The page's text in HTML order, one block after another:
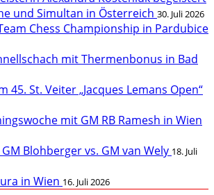
und Simultan in Österreich 30. Juli 2026
Chess Championship in Pardubice
mit Thermenbonus in Bad
45. St. Veiter „Jacques Lemans Open“
mit GM RB Ramesh in Wien
Blohberger vs. GM van Wely 18. Juli
in Wien 16. Juli 2026